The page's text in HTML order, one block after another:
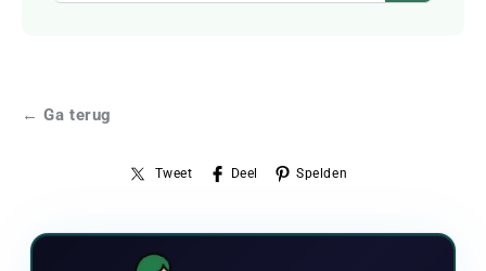
← Ga terug
Tweet Deel Spelden